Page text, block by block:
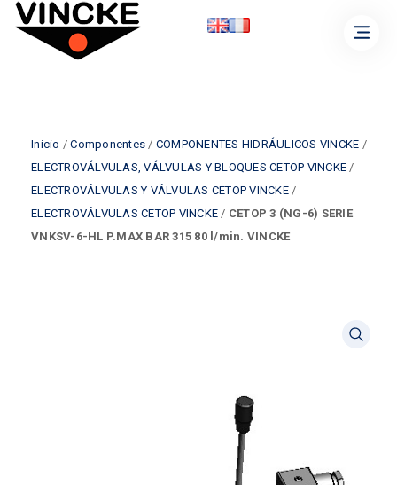
Inicio /Componentes / COMPONENTES HIDRÁULICOS VINCKE /
ELECTROVÁLVULAS, VÁLVULAS Y BLOQUES CETOP VINCKE /
ELECTROVÁLVULAS Y VÁLVULAS CETOP VINCKE/
ELECTROVÁLVULAS CETOP VINCKE / CETOP 3 (NG-6) SERIE
VNKSV-6-HL P.MAX BAR 315 80 l/min. VINCKE